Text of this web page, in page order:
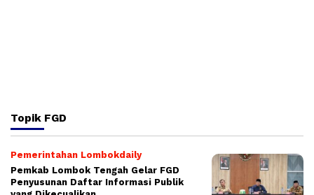
Topik FGD
Pemerintahan Lombokdaily
Pemkab Lombok Tengah Gelar FGD
Penyusunan Daftar Informasi Publik